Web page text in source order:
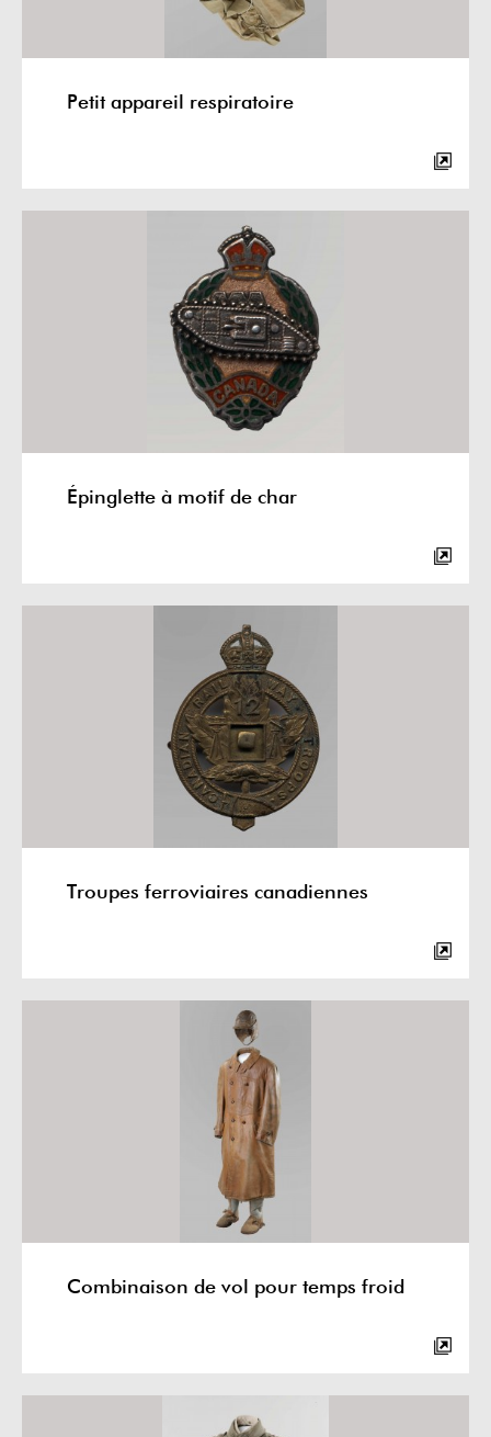
Petit appareil respiratoire
Épinglette à motif de char
Troupes ferroviaires canadiennes
Combinaison de vol pour temps froid